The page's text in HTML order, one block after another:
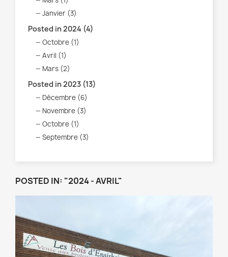
Janvier (3)
Posted in 2024 (4)
Octobre (1)
Avril (1)
Mars (2)
Posted in 2023 (13)
Décembre (6)
Novembre (3)
Octobre (1)
Septembre (3)
POSTED IN: "2024 - AVRIL"